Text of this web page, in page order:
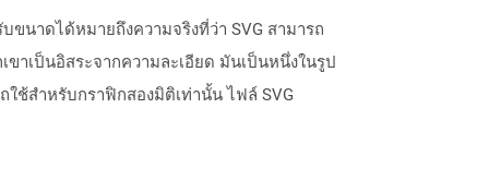
ขนาดได้หมายถึงความจริงที่ว่า SVG สามารถ
เป็นอิสระจากความละเอียด มันเป็นหนึ่งในรูป
ช้สำหรับกราฟิกสองมิติเท่านั้น ไฟล์ SVG